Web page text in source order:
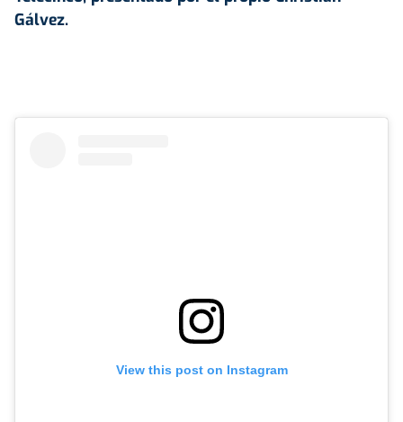
Gálvez.
View this post on Instagram